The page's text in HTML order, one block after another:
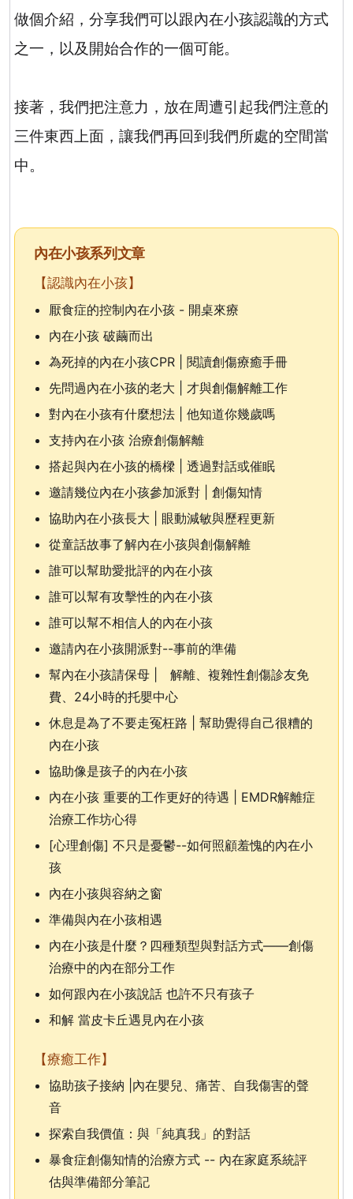
做個介紹，分享我們可以跟內在小孩認識的方式
之一，以及開始合作的一個可能。
接著，我們把注意力，放在周遭引起我們注意的
三件東西上面，讓我們再回到我們所處的空間當
中。
內在小孩系列文章
【認識內在小孩】
厭食症的控制內在小孩 - 開桌來療
內在小孩 破繭而出
為死掉的內在小孩CPR | 閱讀創傷療癒手冊
先問過內在小孩的老大 | 才與創傷解離工作
對內在小孩有什麼想法 | 他知道你幾歲嗎
支持內在小孩 治療創傷解離
搭起與內在小孩的橋樑 | 透過對話或催眠
邀請幾位內在小孩參加派對 | 創傷知情
協助內在小孩長大 | 眼動減敏與歷程更新
從童話故事了解內在小孩與創傷解離
誰可以幫助愛批評的內在小孩
誰可以幫有攻擊性的內在小孩
誰可以幫不相信人的內在小孩
邀請內在小孩開派對--事前的準備
幫內在小孩請保母 | 解離、複雜性創傷診友免
費、24小時的托嬰中心
休息是為了不要走冤枉路 | 幫助覺得自己很糟的
內在小孩
協助像是孩子的內在小孩
內在小孩 重要的工作更好的待遇 | EMDR解離症
治療工作坊心得
[心理創傷] 不只是憂鬱--如何照顧羞愧的內在小
孩
內在小孩與容納之窗
準備與內在小孩相遇
內在小孩是什麼？四種類型與對話方式——創傷
治療中的內在部分工作
如何跟內在小孩說話 也許不只有孩子
和解 當皮卡丘遇見內在小孩
【療癒工作】
協助孩子接納 |內在嬰兒、痛苦、自我傷害的聲
音
探索自我價值：與「純真我」的對話
暴食症創傷知情的治療方式 -- 內在家庭系統評
估與準備部分筆記